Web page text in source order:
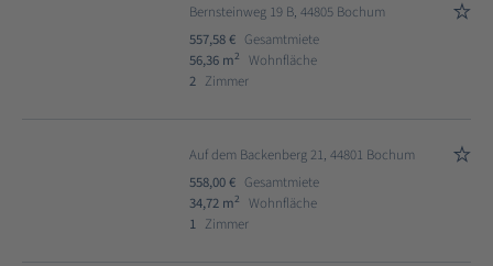
Bernsteinweg 19 B, 44805 Bochum
557,58 € Gesamtmiete
56,36 m2
Wohnfläche
2 Zimmer
Auf dem Backenberg 21, 44801 Bochum
558,00 € Gesamtmiete
34,72 m2
Wohnfläche
1 Zimmer